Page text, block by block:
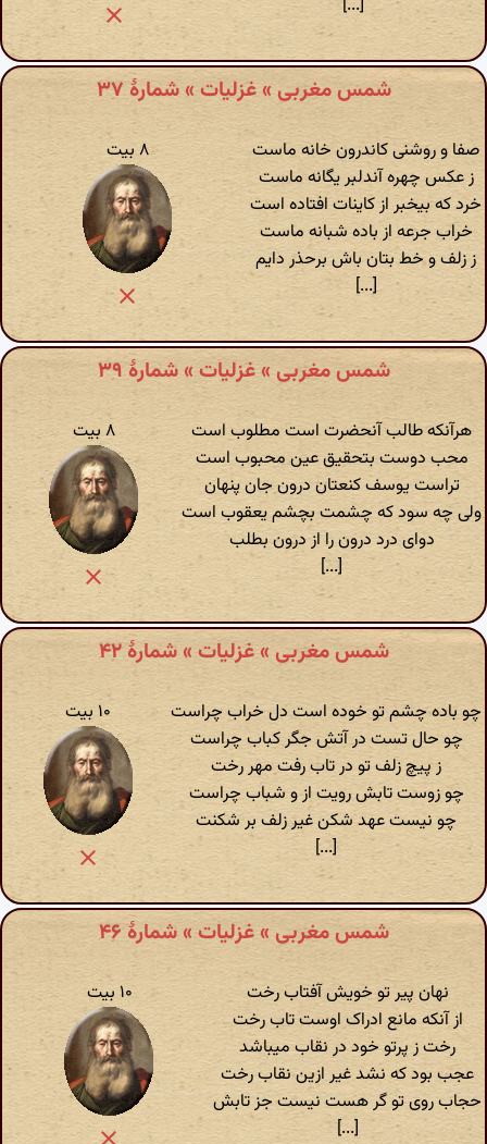
[...]
شمس مغربی » غزلیات » شمارهٔ ۳۷
صفا و روشنی کاندرون خانه ماست
ز عکس چهره آندلبر یگانه ماست
خرد که بیخبر از کاینات افتاده است
خراب جرعه از باده شبانه ماست
ز زلف و خط بتان باش برحذر دایم
[...]
۸ بیت
شمس مغربی » غزلیات » شمارهٔ ۳۹
هرآنکه طالب آنحضرت است مطلوب است
محب دوست بتحقیق عین محبوب است
تراست یوسف کنعتان درون جان پنهان
ولی چه سود که چشمت بچشم یعقوب است
دوای درد درون را از درون بطلب
[...]
۸ بیت
شمس مغربی » غزلیات » شمارهٔ ۴۲
چو باده چشم تو خوده است دل خراب چراست
چو حال تست در آتش جگر کباب چراست
ز پیچ زلف تو در تاب رفت مهر رخت
چو زوست تابش رویت از و شباب چراست
چو نیست عهد شکن غیر زلف بر شکنت
[...]
۱۰ بیت
شمس مغربی » غزلیات » شمارهٔ ۴۶
نهان پیر تو خویش آفتاب رخت
از آنکه مانع ادراک اوست تاب رخت
رخت ز پرتو خود در نقاب میباشد
عجب بود که نشد غیر ازین نقاب رخت
حجاب روی تو گر هست نیست جز تابش
[...]
۱۰ بیت